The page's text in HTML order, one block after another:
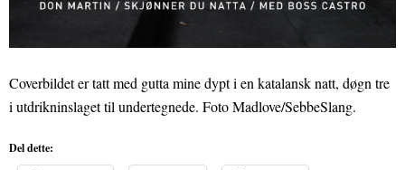
Coverbildet er tatt med gutta mine dypt i en katalansk natt, døgn tre
i utdrikninslaget til undertegnede. Foto Madlove/SebbeSlang.
Del dette: